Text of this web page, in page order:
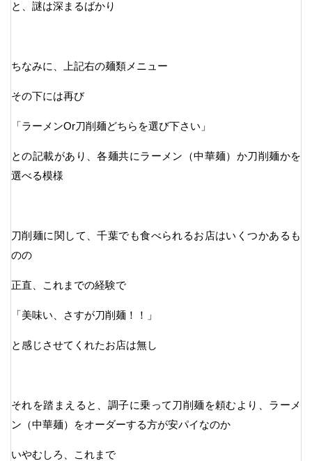
と、謎は深まるばかり
ちなみに、上記右の麺類メニュー
その下には再び
「ラーメンOr刀削麺どちらを選び下さい」
との記載があり、各麺共にラーメン（中華麺）か刀削麺かを
選べる模様
刀削麺に関して、千葉でも食べられるお店はいくつかあるも
のの
正直、これまでの経験で
「美味い、さすが刀削麺！！」
と感じさせてくれたお店は無し
それを踏まえると、調子に乗って刀削麺を頼むより、ラーメ
ン（中華麺）をオーダーする方が安パイなのか
いやむしろ、これまで